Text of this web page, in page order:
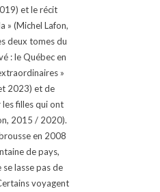
et le récit
» (Michel Lafon,
deux tomes du
: le Québec en
»
2023) et de
les filles qui ont
2015 / 2020).
en 2008
de pays,
lasse pas de
voyagent